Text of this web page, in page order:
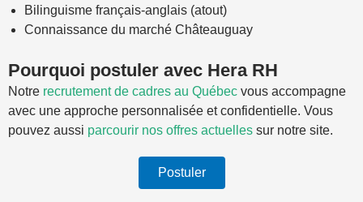
Bilinguisme français-anglais (atout)
Connaissance du marché Châteauguay
Pourquoi postuler avec Hera RH
Notre recrutement de cadres au Québec vous accompagne
avec une approche personnalisée et confidentielle. Vous
pouvez aussi parcourir nos offres actuelles sur notre site.
Postuler